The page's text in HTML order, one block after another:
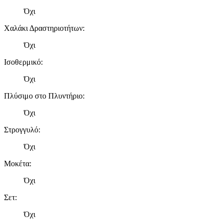
Όχι
Χαλάκι Δραστηριοτήτων:
Όχι
Ισοθερμικό:
Όχι
Πλύσιμο στο Πλυντήριο:
Όχι
Στρογγυλό:
Όχι
Μοκέτα:
Όχι
Σετ:
Όχι